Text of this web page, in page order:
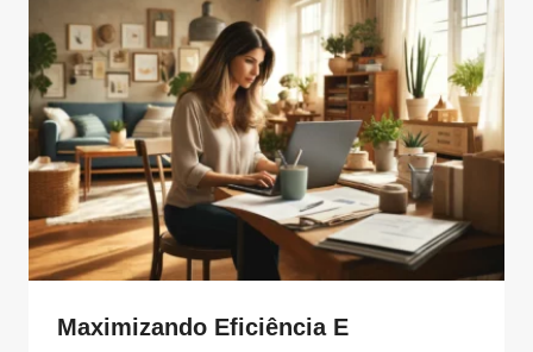
Maximizando Eficiência E